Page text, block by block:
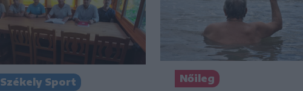
Székely Sport Nőileg